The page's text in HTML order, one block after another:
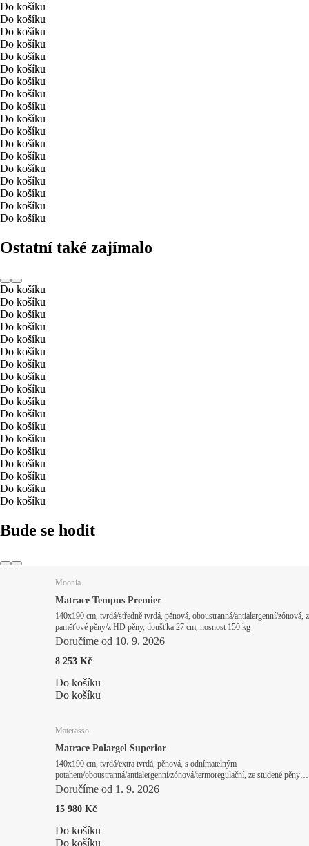
Do košíku
Do košíku
Do košíku
Do košíku
Do košíku
Do košíku
Do košíku
Do košíku
Do košíku
Do košíku
Do košíku
Do košíku
Do košíku
Do košíku
Do košíku
Do košíku
Do košíku
Do košíku
Ostatní také zajímalo
Do košíku
Do košíku
Do košíku
Do košíku
Do košíku
Do košíku
Do košíku
Do košíku
Do košíku
Do košíku
Do košíku
Do košíku
Do košíku
Do košíku
Do košíku
Do košíku
Do košíku
Do košíku
Bude se hodit
Moonia
Matrace Tempus Premier
140x190 cm, tvrdá/středně tvrdá, pěnová, oboustranná/antialergenní/zónová, z
paměťové pěny/z HD pěny, tloušťka 27 cm, nosnost 150 kg
Doručíme od 10. 9. 2026
8 253 Kč
Do košíku
Do košíku
Materasso
Matrace Polargel Superior
140x190 cm, tvrdá/extra tvrdá, pěnová, s odnímatelným
potahem/oboustranná/antialergenní/zónová/termoregulační, ze studené pěny,
tloušťka 20 cm, nosnost 190 kg
Doručíme od 1. 9. 2026
15 980 Kč
Do košíku
Do košíku